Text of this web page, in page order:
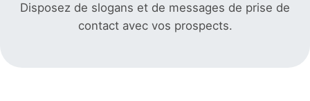
Disposez de slogans et de messages de prise de
contact avec vos prospects.